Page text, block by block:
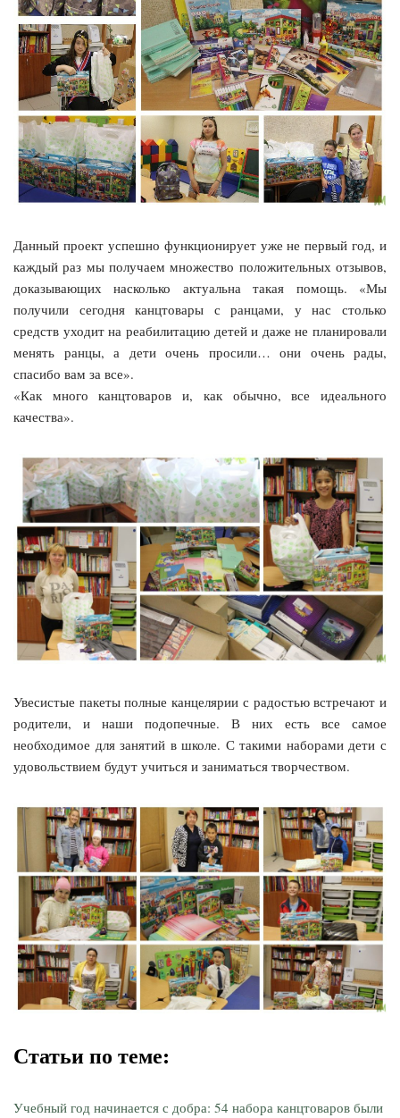
Данный проект успешно функционирует уже не первый год, и
каждый раз мы получаем множество положительных отзывов,
доказывающих насколько актуальна такая помощь. «Мы
получили сегодня канцтовары с ранцами, у нас столько
средств уходит на реабилитацию детей и даже не планировали
менять ранцы, а дети очень просили… они очень рады,
спасибо вам за все».
«Как много канцтоваров и, как обычно, все идеального
качества».
Увесистые пакеты полные канцелярии с радостью встречают и
родители, и наши подопечные. В них есть все самое
необходимое для занятий в школе. С такими наборами дети с
удовольствием будут учиться и заниматься творчеством.
Статьи по теме:
Учебный год начинается с добра: 54 набора канцтоваров были